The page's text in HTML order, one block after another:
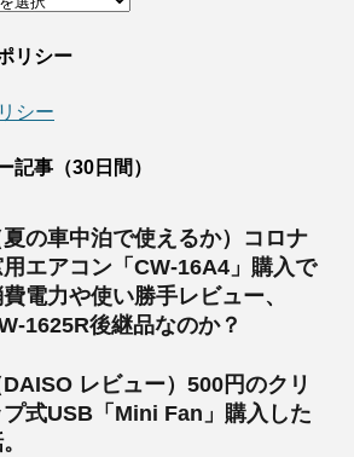
リシー
シー
記事（30日間）
夏の車中泊で使えるか）コロナ
用エアコン「CW-16A4」購入で
電力や使い勝手レビュー、
1625R後継品なのか？
DAISO レビュー）500円のクリ
プ式USB「Mini Fan」購入した